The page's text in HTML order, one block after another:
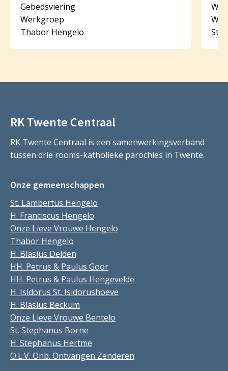
Gebedsviering
Werkgroep
Thabor Hengelo
St.
RK Twente Centraal
RK Twente Centraal is een samenwerkingsverband
tussen drie rooms-katholieke parochies in Twente.
Onze gemeenschappen
St. Lambertus Hengelo
H. Franciscus Hengelo
Onze Lieve Vrouwe Hengelo
Thabor Hengelo
H. Blasius Delden
HH. Petrus & Paulus Goor
HH. Petrus & Paulus Hengevelde
H. Isidorus St. Isidorushoeve
H. Blasius Beckum
Onze Lieve Vrouwe Bentelo
St. Stephanus Borne
H. Stephanus Hertme
O.L.V. Onb. Ontvangen Zenderen